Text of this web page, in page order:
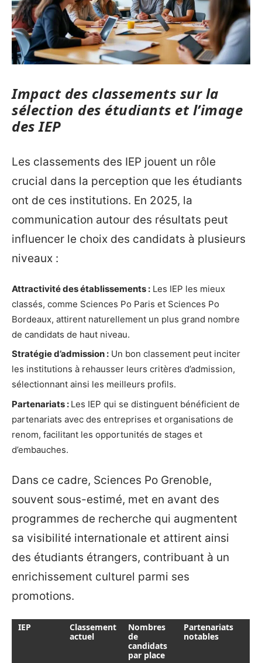
Impact des classements sur la
sélection des étudiants et l’image
des IEP
Les classements des IEP jouent un rôle
crucial dans la perception que les étudiants
ont de ces institutions. En 2025, la
communication autour des résultats peut
influencer le choix des candidats à plusieurs
niveaux :
Attractivité des établissements : Les IEP les mieux
classés, comme Sciences Po Paris et Sciences Po
Bordeaux, attirent naturellement un plus grand nombre
de candidats de haut niveau.
Stratégie d’admission : Un bon classement peut inciter
les institutions à rehausser leurs critères d’admission,
sélectionnant ainsi les meilleurs profils.
Partenariats : Les IEP qui se distinguent bénéficient de
partenariats avec des entreprises et organisations de
renom, facilitant les opportunités de stages et
d’embauches.
Dans ce cadre, Sciences Po Grenoble,
souvent sous-estimé, met en avant des
programmes de recherche qui augmentent
sa visibilité internationale et attirent ainsi
des étudiants étrangers, contribuant à un
enrichissement culturel parmi ses
promotions.
IEP
Classement
actuel
Nombres
de
candidats
par place
Partenariats
notables